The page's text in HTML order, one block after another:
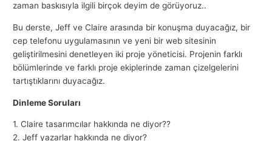
zaman baskısıyla ilgili birçok deyim de görüyoruz..
Bu derste, Jeff ve Claire arasında bir konuşma duyacağız, bir
cep telefonu uygulamasının ve yeni bir web sitesinin
geliştirilmesini denetleyen iki proje yöneticisi. Projenin farklı
bölümlerinde ve farklı proje ekiplerinde zaman çizelgelerini
tartıştıklarını duyacağız.
Dinleme Soruları
1. Claire tasarımcılar hakkında ne diyor??
2. Jeff yazarlar hakkında ne diyor?